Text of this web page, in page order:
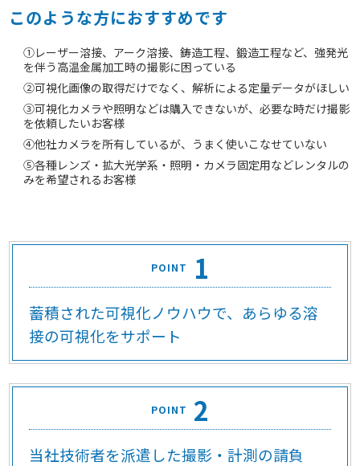
このような方におすすめです
①レーザー溶接、アーク溶接、鋳造工程、鍛造工程など、強発光
を伴う高温金属加工時の撮影に困っている
②可視化画像の取得だけでなく、解析による定量データがほしい
③可視化カメラや照明などは購入できないが、必要な時だけ撮影
を依頼したいお客様
④他社カメラを所有しているが、うまく使いこなせていない
⑤各種レンズ・拡大光学系・照明・カメラ固定用などレンタルの
みを希望されるお客様
POINT 1
蓄積された可視化ノウハウで、あらゆる溶
接の可視化をサポート
POINT 2
当社技術者を派遣した撮影・計測の請負